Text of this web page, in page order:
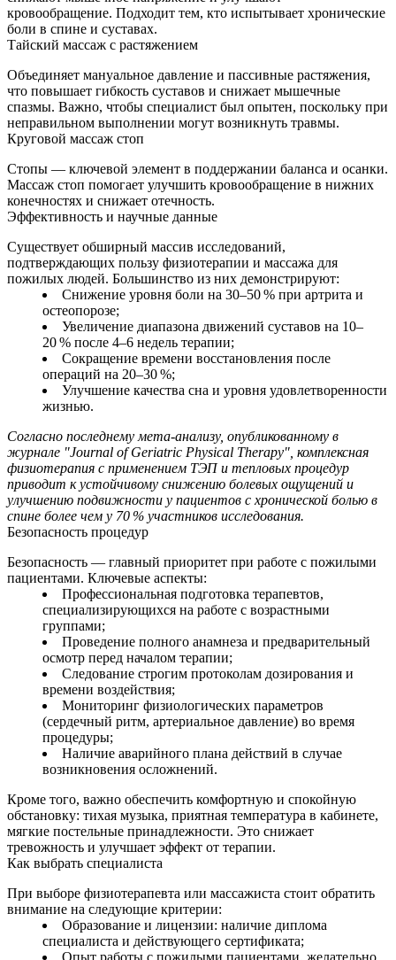
кровообращение. Подходит тем, кто испытывает хронические
боли в спине и суставах.
Тайский массаж с растяжением
Объединяет мануальное давление и пассивные растяжения,
что повышает гибкость суставов и снижает мышечные
спазмы. Важно, чтобы специалист был опытен, поскольку при
неправильном выполнении могут возникнуть травмы.
Круговой массаж стоп
Стопы — ключевой элемент в поддержании баланса и осанки.
Массаж стоп помогает улучшить кровообращение в нижних
конечностях и снижает отечность.
Эффективность и научные данные
Существует обширный массив исследований,
подтверждающих пользу физиотерапии и массажа для
пожилых людей. Большинство из них демонстрируют:
Снижение уровня боли на 30–50 % при артрита и
остеопорозе;
Увеличение диапазона движений суставов на 10–
20 % после 4–6 недель терапии;
Сокращение времени восстановления после
операций на 20–30 %;
Улучшение качества сна и уровня удовлетворенности
жизнью.
Согласно последнему мета‑анализу, опубликованному в
журнале "Journal of Geriatric Physical Therapy", комплексная
физиотерапия с применением ТЭП и тепловых процедур
приводит к устойчивому снижению болевых ощущений и
улучшению подвижности у пациентов с хронической болью в
спине более чем у 70 % участников исследования.
Безопасность процедур
Безопасность — главный приоритет при работе с пожилыми
пациентами. Ключевые аспекты:
Профессиональная подготовка терапевтов,
специализирующихся на работе с возрастными
группами;
Проведение полного анамнеза и предварительный
осмотр перед началом терапии;
Следование строгим протоколам дозирования и
времени воздействия;
Мониторинг физиологических параметров
(сердечный ритм, артериальное давление) во время
процедуры;
Наличие аварийного плана действий в случае
возникновения осложнений.
Кроме того, важно обеспечить комфортную и спокойную
обстановку: тихая музыка, приятная температура в кабинете,
мягкие постельные принадлежности. Это снижает
тревожность и улучшает эффект от терапии.
Как выбрать специалиста
При выборе физиотерапевта или массажиста стоит обратить
внимание на следующие критерии:
Образование и лицензии: наличие диплома
специалиста и действующего сертификата;
Опыт работы с пожилыми пациентами, желательно